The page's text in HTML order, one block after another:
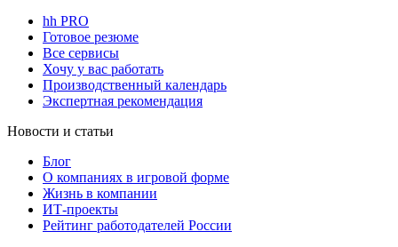
hh PRO
Готовое резюме
Все сервисы
Хочу у вас работать
Производственный календарь
Экспертная рекомендация
Новости и статьи
Блог
О компаниях в игровой форме
Жизнь в компании
ИТ-проекты
Рейтинг работодателей России